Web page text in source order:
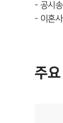
- 공시
- 이혼
주